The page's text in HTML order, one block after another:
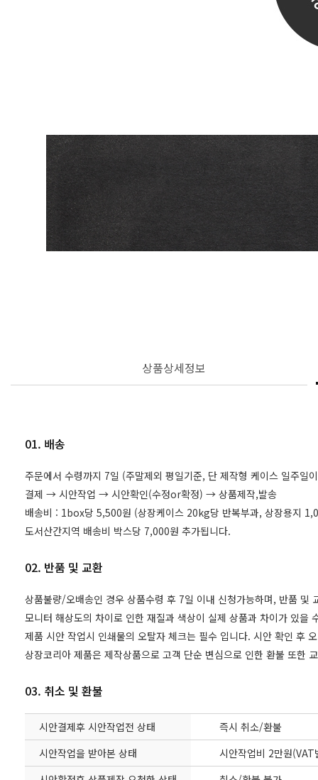
상품상세정보
01. 배송
주문에서 수령까지 7일 (주말제외 평일기준, 단 제작형 케이스 일주일
결제 → 시안작업 → 시안확인(수정or확정) → 상품제작,발송
배송비 : 1box당 5,500원 (상장케이스 20kg당 반복부과, 상장용지
도서산간지역 배송비 박스당 7,000원 추가됩니다.
02. 반품 및 교환
상품불량/오배송인 경우 상품수령 후 7일 이내 신청가능하며, 반품 및
모니터 해상도의 차이로 인한 재질과 색상이 실제 상품과 차이가 있
제품 시안 작업시 인쇄물의 오탈자 체크는 필수 입니다. 시안 확인 후
상장코리아 제품은 제작상품으로 고객 단순 변심으로 인한 환불 또한
03. 취소 및 환불
시안결제후 시안작업전 상태
즉시 취소/환불
시안작업을 받아본 상태
시안작업비 2만원